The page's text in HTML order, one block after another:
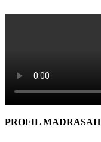
PROFIL MADRASAH